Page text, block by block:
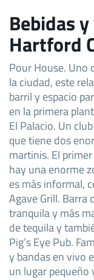
Bebidas
Hartford
Pour House. Uno
la ciudad, este
barril y espacio
en la primera
El Palacio. Un
que tiene dos
martinis. El
hay una enorme
es más informal,
Agave Grill. Barra
tranquila y más
de tequila y
Pig’s Eye Pub.
y bandas en vivo
un lugar